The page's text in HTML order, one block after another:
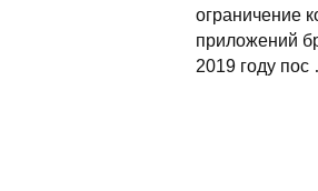
ограничение
приложений
2019 году пос